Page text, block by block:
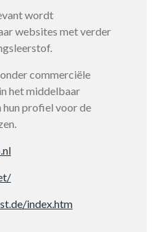
wordt
websites met verder
commerciële
het middelbaar
profiel voor de
index.htm